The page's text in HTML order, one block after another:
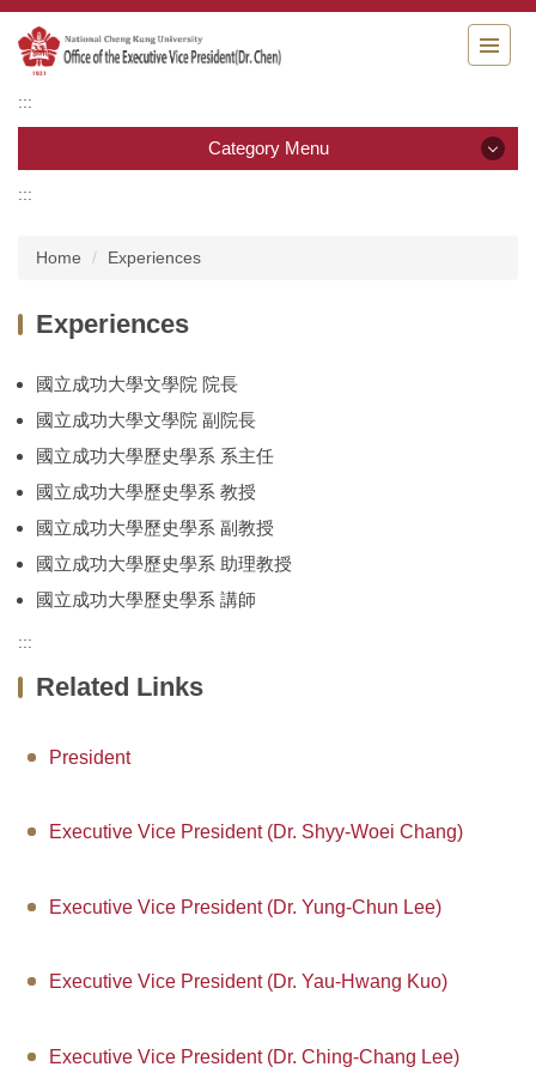
Jump
to
the
:::
Category Menu
Experiences
Staff
Map and Locations
:::
Home Experiences
Experiences
國立成功大學文學院 院長
國立成功大學文學院 副院長
國立成功大學歷史學系 系主任
國立成功大學歷史學系 教授
國立成功大學歷史學系 副教授
國立成功大學歷史學系 助理教授
國立成功大學歷史學系 講師
:::
Related Links
President
Executive Vice President (Dr. Shyy-Woei Chang)
Executive Vice President (Dr. Yung-Chun Lee)
Executive Vice President (Dr. Yau-Hwang Kuo)
Executive Vice President (Dr. Ching-Chang Lee)